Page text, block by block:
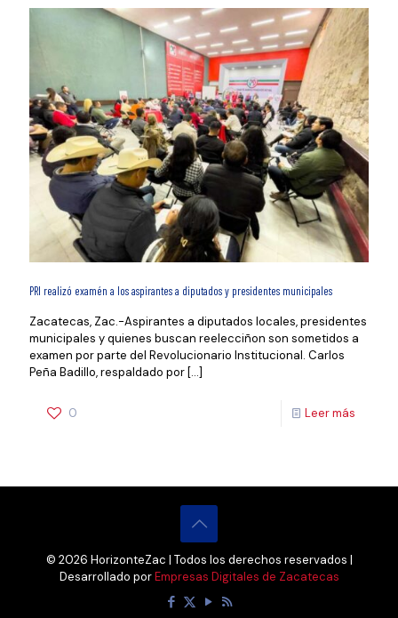
PRI realizó examén a los aspirantes a diputados y presidentes municipales
Zacatecas, Zac.-Aspirantes a diputados locales, presidentes
municipales y quienes buscan reelecciñon son sometidos a
examen por parte del Revolucionario Institucional. Carlos
Peña Badillo, respaldado por […]
0 Leer más
© 2026 HorizonteZac | Todos los derechos reservados |
Desarrollado porEmpresas Digitales de Zacatecas